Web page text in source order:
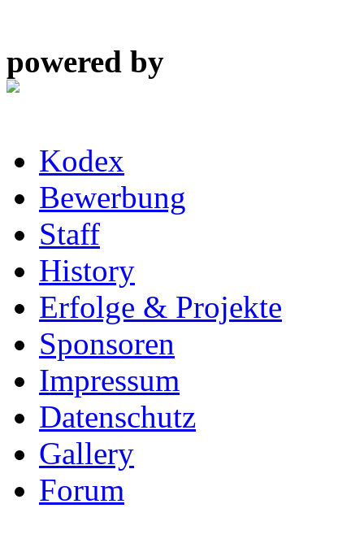
powered by
Kodex
Bewerbung
Staff
History
Erfolge & Projekte
Sponsoren
Impressum
Datenschutz
Gallery
Forum